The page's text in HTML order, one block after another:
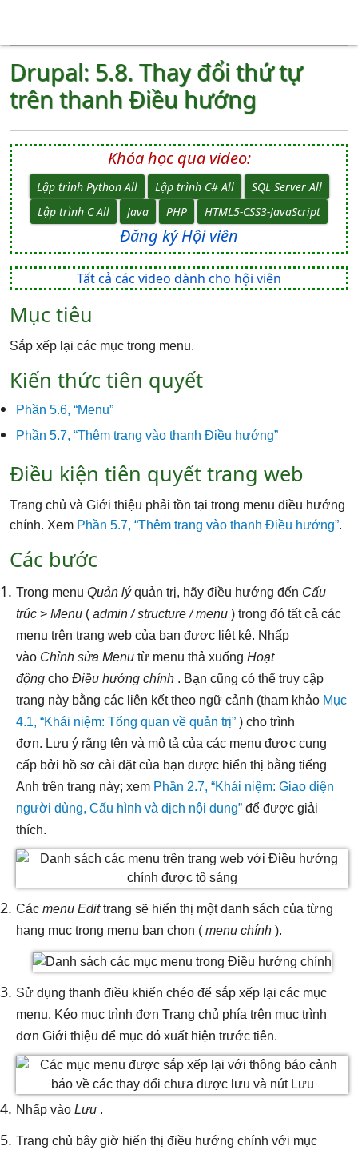
Drupal: 5.8. Thay đổi thứ tự
trên thanh Điều hướng
Khóa học qua video:
Lập trình Python All Lập trình C# All
SQL Server All
Lập trình C All
Java PHP HTML5-CSS3-JavaScript
Đăng ký Hội viên
Tất cả các video dành cho hội viên
Mục tiêu
Sắp xếp lại các mục trong menu.
Kiến thức tiên quyết
Phần 5.6, “Menu”
Phần 5.7, “Thêm trang vào thanh Điều hướng”
Điều kiện tiên quyết trang web
Trang chủ và Giới thiệu phải tồn tại trong menu điều hướng
chính. Xem Phần 5.7, “Thêm trang vào thanh Điều hướng”.
Các bước
Trong menuQuản lýquản trị, hãy điều hướng đến Cấu
trúc >Menu (admin / structure / menu ) trong đó tất cả các
menu trên trang web của bạn được liệt kê. Nhấp
vào Chỉnh sửa Menu từ menu thả xuốngHoạt
động choĐiều hướng chính . Bạn cũng có thể truy cập
trang này bằng các liên kết theo ngữ cảnh (tham khảo Mục
4.1, “Khái niệm: Tổng quan về quản trị” ) cho trình
đơn. Lưu ý rằng tên và mô tả của các menu được cung
cấp bởi hồ sơ cài đặt của bạn được hiển thị bằng tiếng
Anh trên trang này; xem Phần 2.7, “Khái niệm: Giao diện
người dùng, Cấu hình và dịch nội dung” để được giải
thích.
Cácmenu Edittrang sẽ hiển thị một danh sách của từng
hạng mục trong menu bạn chọn (menu chính ).
Sử dụng thanh điều khiển chéo để sắp xếp lại các mục
menu. Kéo mục trình đơn Trang chủ phía trên mục trình
đơn Giới thiệu để mục đó xuất hiện trước tiên.
Nhấp vàoLưu .
Trang chủ bây giờ hiển thị điều hướng chính với mục